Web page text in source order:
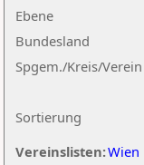
Ebene
Sortierung
Bundesland
Spgem./Kreis/Verein
Vereinslisten:Wien